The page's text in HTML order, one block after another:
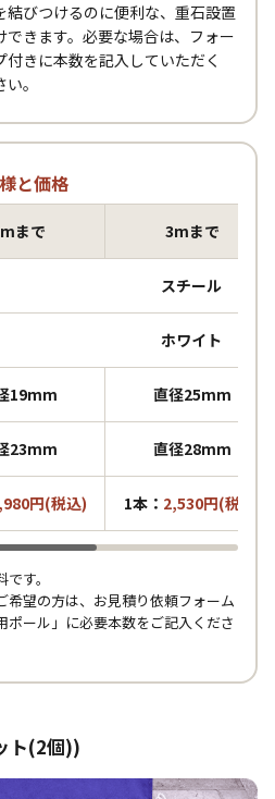
びつけるのに便利な、重石設置
きます。必要な場合は、フォー
きに本数を記入していただく
。
と価格
まで 3mまで
スチール
ホワイト
19mm 直径25mm
23mm 直径28mm
円(税込) 1本： 2,530円(税込)
す。
希望の方は、お見積り依頼フォーム
ポール」に必要本数をご記入くださ
ト(2個))